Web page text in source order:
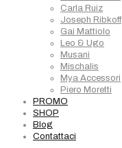
Carla Ruiz
Joseph Ribkoff
Gai Mattiolo
Leo & Ugo
Musani
Mischalis
Mya Accessori
Piero Moretti
PROMO
SHOP
Blog
Contattaci